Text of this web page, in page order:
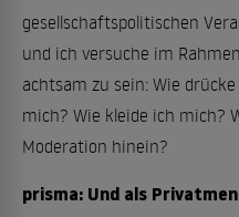
gesellschaftspolitischen
und ich versuche im
achtsam zu sein: Wie
mich? Wie kleide ich mich?
Moderation hinein?
prisma: Und als